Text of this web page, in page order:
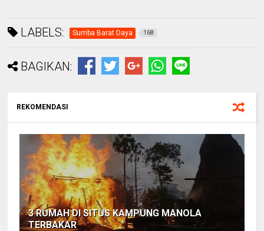
LABELS: Sumba Barat Daya 168
BAGIKAN:
REKOMENDASI
3 RUMAH DI SITUS KAMPUNG MANOLA
TERBAKAR